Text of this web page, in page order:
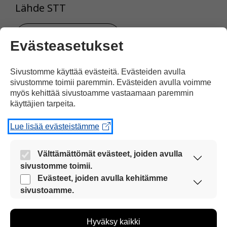
Lähde STT
Jaa Facebookissa
Kommentoi
Voit kirjoittaa mielipiteesi
uutisesta
kommenttilaatikkoon.
Evästeasetukset
Sivustomme käyttää evästeitä. Evästeiden avulla
sivustomme toimii paremmin. Evästeiden avulla voimme
myös kehittää sivustoamme vastaamaan paremmin
käyttäjien tarpeita.
Lue lisää evästeistämme
Välttämättömät evästeet, joiden avulla
sivustomme toimii.
Nämä evästeet ovat aina käytössä, jotta
sivustoamme voi käyttää sujuvasti ja turvallisesti.
Evästeet, joiden avulla kehitämme
sivustoamme.
kehittää sivustoamme vastaamaan paremmin
Hyväksy kaikki